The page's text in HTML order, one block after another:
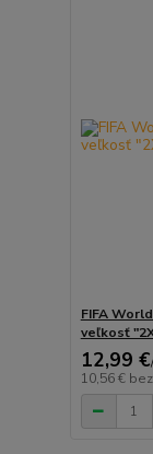
FIFA
veľkosť
12,99 €/
10,56 €